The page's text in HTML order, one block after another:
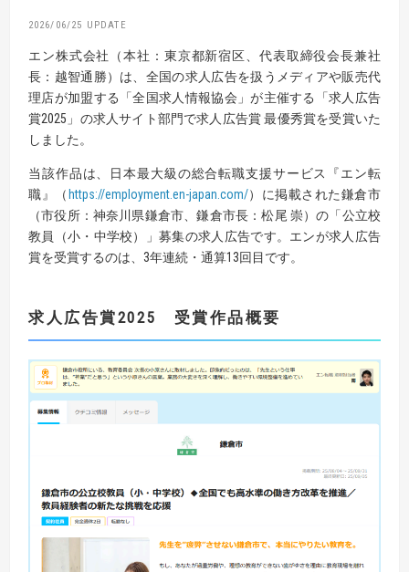
2026/06/25
エン株式会社（本社：東京都新宿区、代表取締役会長兼社
長：越智通勝）は、全国の求人広告を扱うメディアや販売代
理店が加盟する「全国求人情報協会」が主催する「求人広告
賞2025」の求人サイト部門で求人広告賞 最優秀賞を受賞いた
しました。
当該作品は、日本最大級の総合転職支援サービス『エン転
職』（https://employment.en-japan.com/）に掲載された鎌倉市
（市役所：神奈川県鎌倉市、鎌倉市長：松尾 崇）の「公立校
教員（小・中学校）」募集の求人広告です。エンが求人広告
賞を受賞するのは、3年連続・通算13回目です。
求人広告賞2025 受賞作品概要